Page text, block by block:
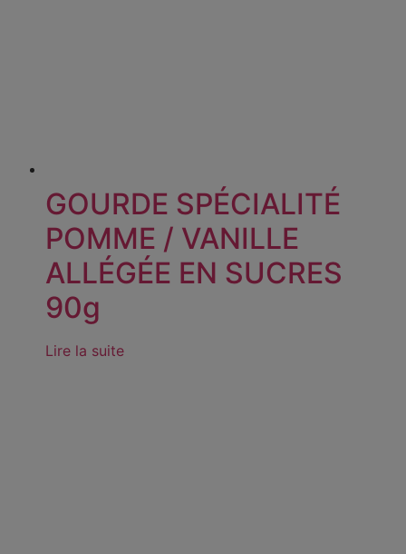
GOURDE SPÉCIALITÉ
POMME / VANILLE
ALLÉGÉE EN SUCRES
90g
Lire la suite